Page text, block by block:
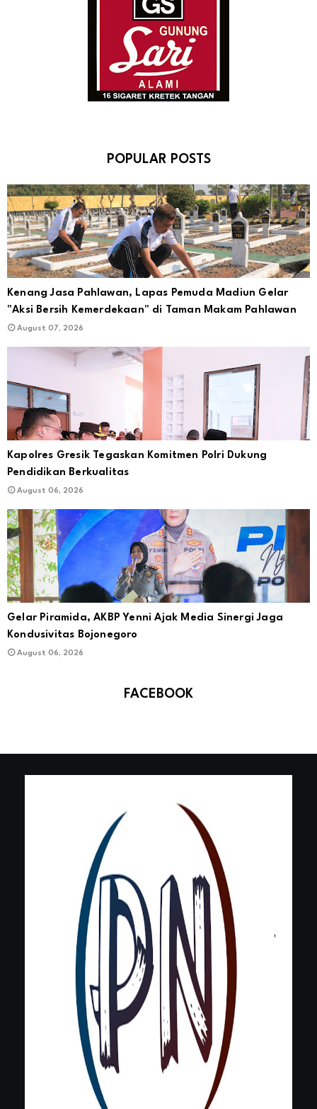
POPULAR POSTS
Kenang Jasa Pahlawan, Lapas Pemuda Madiun Gelar
"Aksi Bersih Kemerdekaan" di Taman Makam Pahlawan
August 07, 2026
Kapolres Gresik Tegaskan Komitmen Polri Dukung
Pendidikan Berkualitas
August 06, 2026
Gelar Piramida, AKBP Yenni Ajak Media Sinergi Jaga
Kondusivitas Bojonegoro
August 06, 2026
FACEBOOK